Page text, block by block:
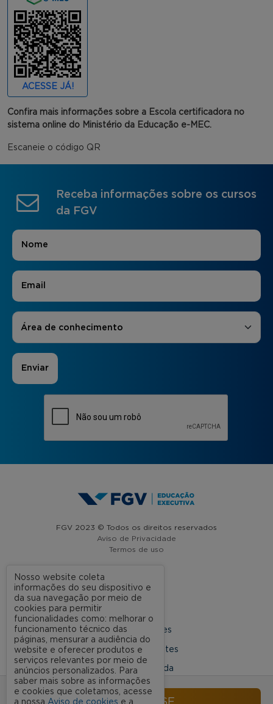
ACESSE JÁ!
Confira mais informações sobre a Escola certificadora no
sistema online do Ministério da Educação e-MEC.
Escaneie o código QR
Receba informações sobre os cursos
da FGV
Nome
E-mail
Áreas de Interesse
Área de conhecimento
FGV 2023 © Todos os direitos reservados
Aviso de Privacidade
Termos de uso
A FGV
Nossas Unidades
Dúvidas Frequentes
Rede Conveniada
Ouvidoria Acadêmica
Nosso website coleta
informações do seu dispositivo e
da sua navegação por meio de
cookies para permitir
funcionalidades como: melhorar o
funcionamento técnico das
páginas, mensurar a audiência do
website e oferecer produtos e
serviços relevantes por meio de
anúncios personalizados. Para
saber mais sobre as informações
e cookies que coletamos, acesse
a nossa Aviso de cookies e a